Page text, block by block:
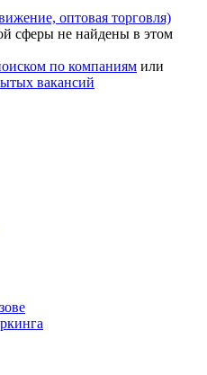
оптовая торговля)
сферы не найдены в этом
по компаниям или
вакансий